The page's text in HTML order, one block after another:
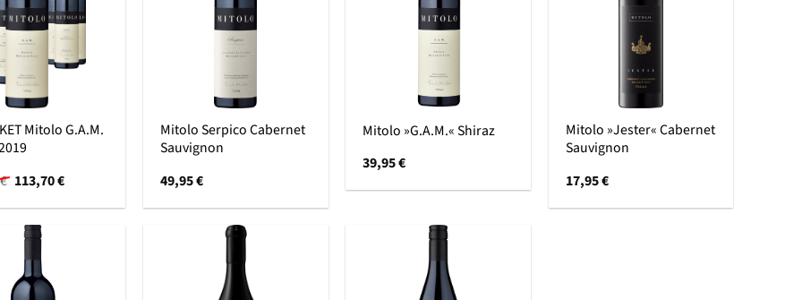
Mitolo G.A.M.
€ Ursprünglicher
Preis
war:
227,70 €
113,70€Aktueller
ist:
Mitolo Serpico Cabernet
Sauvignon
49,95€
Mitolo »G.A.M.« Shiraz
39,95€
Mitolo »Jester« Cabernet
Sauvignon
17,95€